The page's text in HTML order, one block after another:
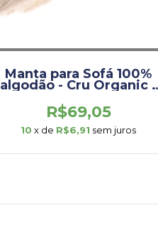
Manta para Sofá 100%
algodão - Cru Organic -
(DEM0010.ORG.CRU)
R$69,05
10 x de R$6,91 sem juros